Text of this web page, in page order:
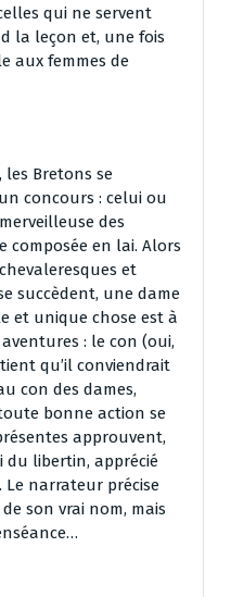
qui ne servent
la leçon et, une fois
aux femmes de
Bretons se
concours : celui ou
des
composée en lai. Alors
et
succèdent, une dame
et unique chose est à
: le con (oui,
qu’il conviendrait
con des dames,
bonne action se
approuvent,
du libertin, apprécié
Le narrateur précise
son vrai nom, mais